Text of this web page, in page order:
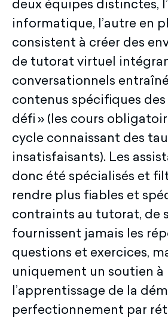
deux équipes distinctes,
informatique, l’autre en
consistent à créer des
de tutorat virtuel
conversationnels
contenus spécifiques des
défi » (les cours
cycle connaissant des
insatisfaisants). Les
donc été spécialisés et
rendre plus fiables et
contraints au tutorat, de
fournissent jamais les
questions et exercices,
uniquement un soutien à
l’apprentissage de la
perfectionnement par